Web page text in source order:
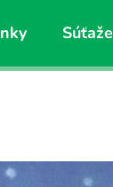
Súťaže